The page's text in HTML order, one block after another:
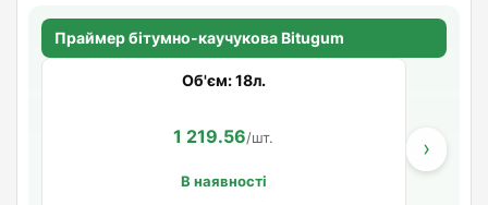
Праймер бітумно-каучукова Bitugum
Об'єм: 18л.
1 219.56/шт.
В наявності
›